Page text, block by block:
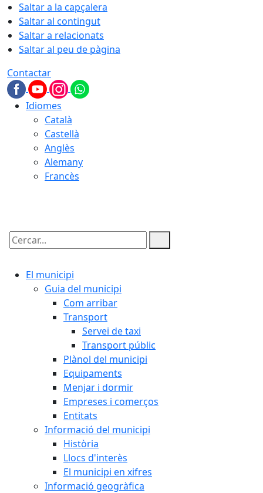
Saltar a la capçalera
Saltar al contingut
Saltar a relacionats
Saltar al peu de pàgina
Contactar
Idiomes
Català
Castellà
Anglès
Alemany
Francès
Cercar:
El municipi
Guia del municipi
Com arribar
Transport
Servei de taxi
Transport públic
Plànol del municipi
Equipaments
Menjar i dormir
Empreses i comerços
Entitats
Informació del municipi
Història
Llocs d'interès
El municipi en xifres
Informació geogràfica